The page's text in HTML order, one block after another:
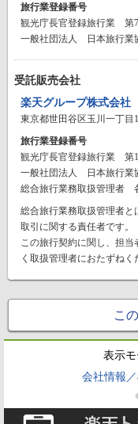
旅行業登録番号
観光庁長官登録旅行業 第
一般社団法人 日本旅行業
受託販売会社
楽天グループ株式会社
東京都世田谷区玉川一丁目
旅行業登録番号
観光庁長官登録旅行業 第
一般社団法人 日本旅行業
総合旅行業務取扱管理
総合旅行業務取扱管理者
取引に関する責任者です。
この旅行契約に関し、担
く取扱管理者におたずねく
こ
表示モ
会社情報